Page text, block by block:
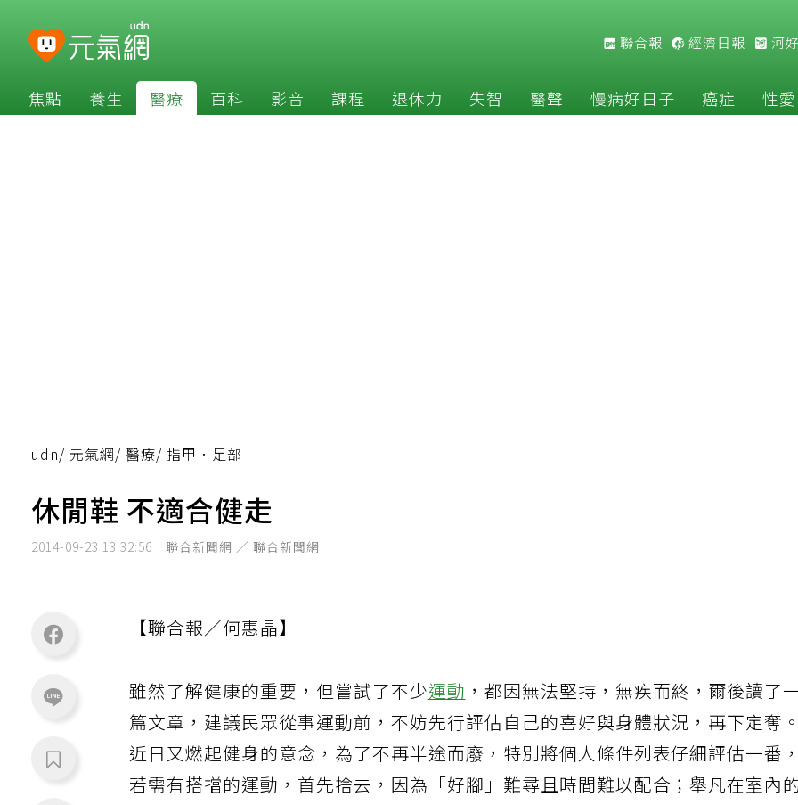
聯合報 經濟日報 河
焦點 養生 醫療 百科 影音 課程 退休力 失智 醫聲 慢病好日子 癌症 性愛
udn/ 元氣網/ 醫療/ 指甲．足部
休閒鞋 不適合健走
2014-09-23 13:32:56 聯合新聞網 ／ 聯合新聞網
【聯合報／何惠晶】
雖然了解健康的重要，但嘗試了不少運動 ，都因無法堅持，無疾而終，爾後讀了
篇文章，建議民眾從事運動前，不妨先行評估自己的喜好與身體狀況，再下定奪。
近日又燃起健身的意念，為了不再半途而廢，特別將個人條件列表仔細評估一番，
若需有搭擋的運動，首先捨去，因為「好腳」難尋且時間難以配合；舉凡在室內